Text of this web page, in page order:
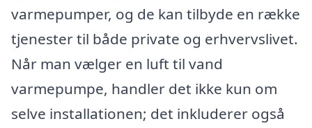
varmepumper, og de kan tilbyde en række
tjenester til både private og erhvervslivet.
Når man vælger en luft til vand
varmepumpe, handler det ikke kun om
selve installationen; det inkluderer også